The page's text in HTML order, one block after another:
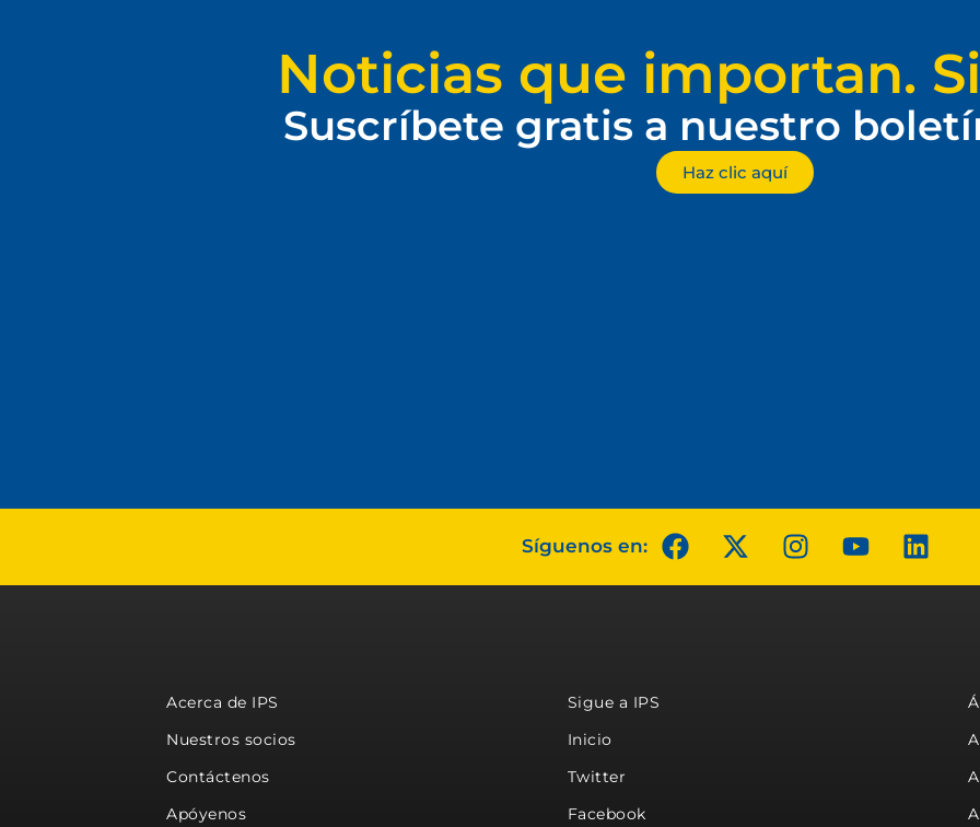
Noticias que importan.
Suscríbete gratis a nuestro
Haz clic aquí
Síguenos en:
Acerca de IPS
Nuestros socios
Contáctenos
Apóyenos
Sigue a IPS
Inicio
Twitter
Facebook